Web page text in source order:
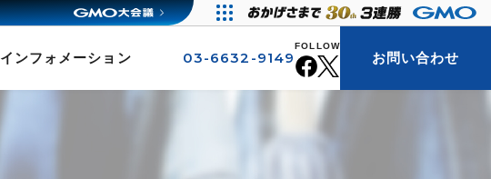
インフォメーション 03-6632-9149
FOLLOW
お問い合わせ